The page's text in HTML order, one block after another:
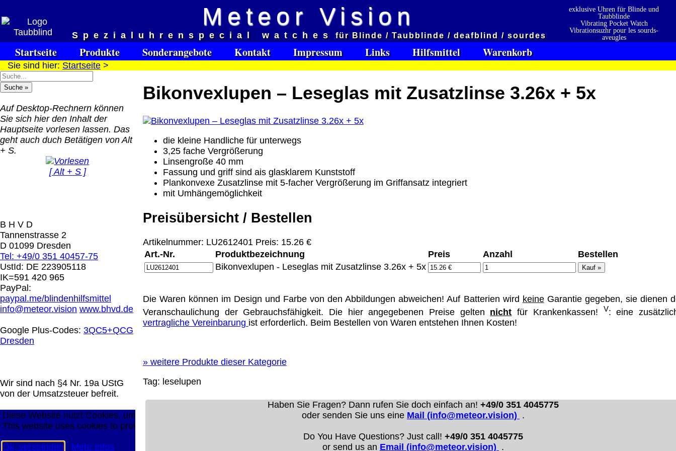
Meteor Vision
Spezialuhrenspecial watches
für Blinde / Taubblinde / deafblind / sourdes
exklusive Uhren für Blinde und
Taubblinde
Vibrating Pocket Watch
Vibrationsuzhr pour les sourds-
aveugles
Vibrationsuzhr para sordo-ciego
Startseite Produkte Sonderangebote Kontakt Impressum Links Hilfsmittel Warenkorb
Sie sind hier: Startseite >
Auf Desktop-Rechnern können
Sie sich hier den Inhalt der
Hauptseite vorlesen lassen. Das
geht auch duch Betätigen von Alt
+ S.
[ Alt + S ]
B H V D
Tannenstrasse 2
D 01099 Dresden
Tel: +49/0 351 40457-75
UstId: DE 223905118
IK=591 420 965
PayPal:
paypal.me/blindenhilfsmittel
info@meteor.vision www.bhvd.de
Google Plus-Codes: 3QC5+QCG
Dresden
Wir sind nach §4 Nr. 19a UStG
von der Umsatzsteuer befreit.
Bikonvexlupen – Leseglas mit Zusatzlinse 3.26x + 5x
die kleine Handliche für unterwegs
3,25 fache Vergrößerung
Linsengroße 40 mm
Fassung und griff sind ais glasklarem Kunststoff
Plankonvexe Zusatzlinse mit 5-facher Vergrößerung im Griffansatz integriert
mit Umhängemöglichkeit
Preisübersicht / Bestellen
Artikelnummer: LU2612401 Preis: 15.26 €
Art.-Nr.
Produktbezeichnung Preis Anzahl
Bestellen
Bikonvexlupen - Leseglas mit Zusatzlinse 3.26x + 5x
Die Waren können im Design und Farbe von den Abbildungen abweichen! Auf Batterien wird keineGarantie gegeben, sie dienen
Veranschaulichung der Gebrauchsfähigkeit. Die hier angegebenen Preise gelten nicht für Krankenkassen! V: eine
vertragliche Vereinbarung ist erforderlich. Beim Bestellen von Waren entstehen Ihnen Kosten!
»weitere Produkte dieser Kategorie
Tag: leselupen
Haben Sie Fragen? Dann rufen Sie doch einfach an! +49/0 351 4045775
oder senden Sie uns eine Mail (info@meteor.vision) .
Do You Have Questions? Just call! +49/0 351 4045775
or send us an Email (info@meteor.vision) .
QR Code:
Versandkosten DHL Standard
bis 5kg
Deutschland Vorkasse:
6.95 €
EU (inkl. Schweiz)
Vorkasse: 20.00 €
EU (inkl. Schweiz)
PayPal: 20.00 €
Der Versand erfolgt als
versichertes Paket.
Selbstabholung vom Büro
oder von Ausstellungen:
Software Download only
Deutschland PayPal: 0.00 €
EU (inkl. Schweiz) PayPal: 0.00 €
Bei dieser Versandart erhalten Sie per Email z.B. einen
Lizenzschlüssel und die Rechnung / Lieferschein. Sie erhalten also
keinen Datenträger.
Die in diesem Dokument genannten Warenzeichen sind Eigentum der jeweiligen Firmen. Preisänderungen, Irrtümer und
technische Änderungen vorbehalten.
letzte Änderung: 26. Januar 2026 Blinden Hilfsmittel Vertrieb Dresden,
Mit einem Urteil vom 12.05.1998 - 312 O 85/98 - Haftung für Links hat das Landgericht Hamburg entschieden, dass man durch
die Anbringung eines Links, die Inhalte der gelinkten Seite ggf. mit zu verantworten hat. Dieses kann nur dadurch verhindert
werden, dass man sich ausdrücklich von diesen Inhalten distanziert. Hiermit distanzieren wir uns ausdrücklich von allen Inhalten,
aller gelinkten Seiten auf unserer Homepage und machen uns diese Inhalte nicht zu eigen. Diese Erklärung gilt für alle auf
unserer Homepage angebrachten Links.
Die Europäische Kommission stellt eine Plattform zur Online-Streitbeilegung (OS) bereit. Die Plattform finden Sie unter
http://ec.europa.eu/consumers/odr/Unsere E-Mailadresse lautet:info@meteor.vision
Seitenanfang
Impressum AGB Widerruf Datenschutz
große Anzeige Schließen X
Diese Website nutzt Cookies, um bestmögliche Funktionalität bieten zu können.
This website uses cookies to provide the best possible functionality.
Ok, verstanden Mehr Infos